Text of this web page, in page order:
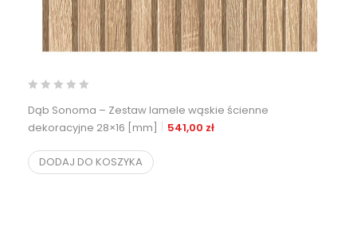
Dąb Sonoma – Zestaw lamele wąskie ścienne
dekoracyjne 28×16 [mm]
541,00 zł
DODAJ DO KOSZYKA